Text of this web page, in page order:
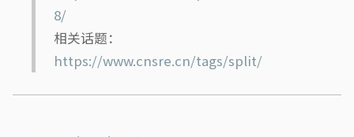
8/
相关话题：
https://www.cnsre.cn/tags/split/